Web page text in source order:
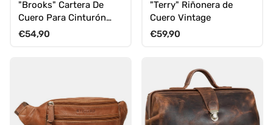
"Brooks" Cartera De
Cuero Para Cinturón
Pequeña Bolsa Para
Precio normal
€54,90
"Terry" Riñonera de
Cuero Vintage
Precio normal
€59,90